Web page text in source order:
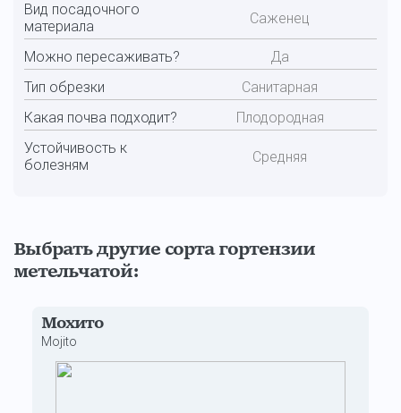
Вид посадочного
материала
Саженец
Можно пересаживать?
Да
Тип обрезки
Санитарная
Какая почва подходит?
Плодородная
Устойчивость к
болезням
Средняя
Выбрать другие сорта гортензии
метельчатой:
Мохито
Mojito